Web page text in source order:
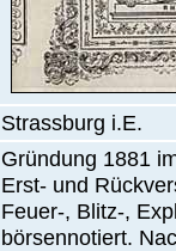
Strassburg i.E.
Gründung 1881
Erst- und
Feuer-, Blitz-,
börsennotiert.